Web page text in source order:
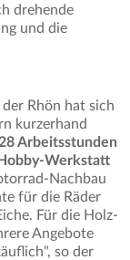
drehende
und die
Rhön hat sich
kurzerhand
Arbeitsstunden
Werkstatt
Nachbau
für die Räder
Für die Holz-
Angebote
so der